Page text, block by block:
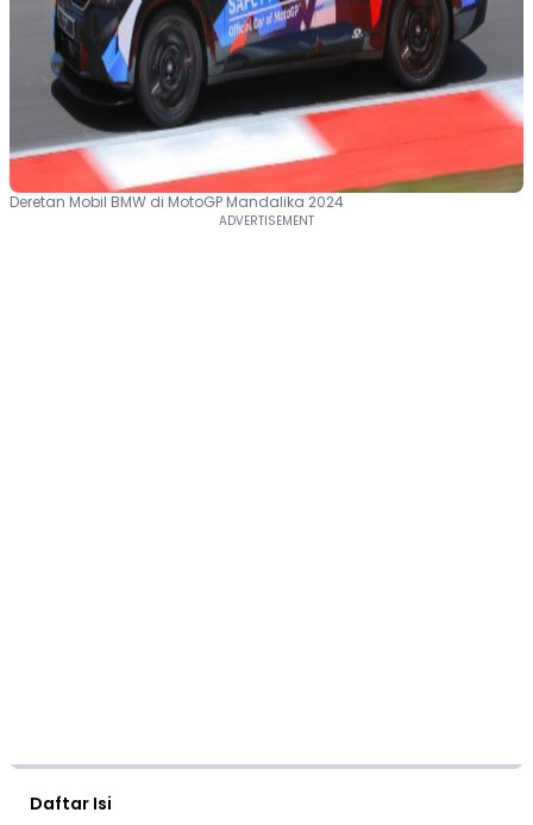
Deretan Mobil BMW di MotoGP Mandalika 2024
Daftar Isi